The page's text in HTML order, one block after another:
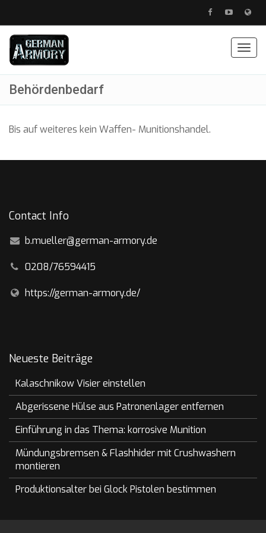
Behördenbedarf
Bis auf weiteres kein Waffen- Munitionshandel.
Contact Info
b.mueller@german-armory.de
0208/76594415
https://german-armory.de/
Neueste Beiträge
Kalaschnikow Visier einstellen
Abgerissene Hülse aus Patronenlager entfernen
Einführung in das Thema: korrosive Munition
Mündungsbremsen & Flashhider mit Crushwashern
montieren
Produktionsalter bei Glock Pistolen bestimmen